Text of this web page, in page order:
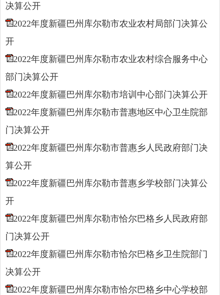
决算公开
2022年度新疆巴州库尔勒市农业农村局部门决算公
开
2022年度新疆巴州库尔勒市农业农村综合服务中心
部门决算公开
2022年度新疆巴州库尔勒市培训中心部门决算公开
2022年度新疆巴州库尔勒市普惠地区中心卫生院部
门决算公开
2022年度新疆巴州库尔勒市普惠乡人民政府部门决
算公开
2022年度新疆巴州库尔勒市普惠乡学校部门决算公
开
2022年度新疆巴州库尔勒市恰尔巴格乡人民政府部
门决算公开
2022年度新疆巴州库尔勒市恰尔巴格乡卫生院部门
决算公开
2022年度新疆巴州库尔勒市恰尔巴格乡中心学校部